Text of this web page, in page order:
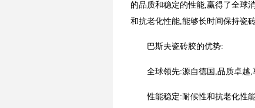
的品质和稳定的性能,赢得了全球
和抗老化性能,能够长时间保持瓷
巴斯夫瓷砖胶的优势:
全球领先:源自德国,品质卓越,
性能稳定:耐候性和抗老化性